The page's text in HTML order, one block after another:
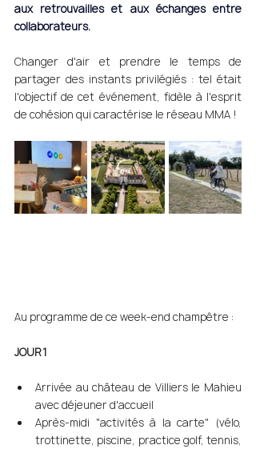
aux retrouvailles et aux échanges entre
collaborateurs.
Changer d'air et prendre le temps de
partager des instants privilégiés : tel était
l'objectif de cet événement, fidèle à l'esprit
de cohésion qui caractérise le réseau MMA !
Au programme de ce week-end champêtre :
JOUR 1
Arrivée au château de Villiers le Mahieu
avec déjeuner d'accueil
Après-midi "activités à la carte" (vélo,
trottinette, piscine, practice golf, tennis,